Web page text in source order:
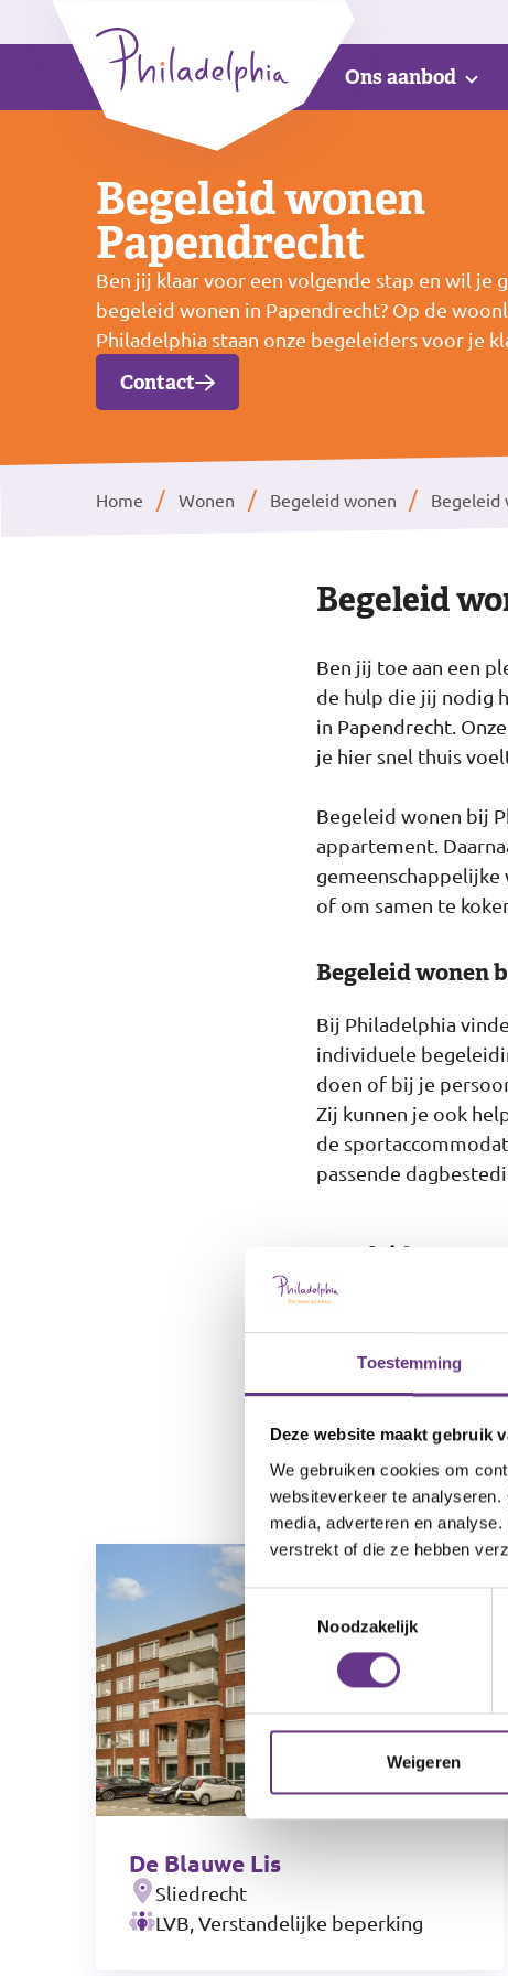
Toestemming
Deze website maakt gebruik
We gebruiken cookies om
websiteverkeer te
media, adverteren en
verstrekt of die ze hebben
Toestemmingsselectie
Noodzakelijk
Weigeren
Ons aanbod
Begeleid wonen
Papendrecht
Ben jij klaar voor een volgende stap en wil je
begeleid wonen in Papendrecht? Op de
Philadelphia staan onze begeleiders voor je
Contact
Home Wonen Begeleid wonen Begeleid
Begeleid
Ben jij toe aan een
de hulp die jij nodig
in Papendrecht.
je hier snel thuis
Begeleid wonen bij
appartement.
of om samen te
Begeleid wonen
Bij Philadelphia
individuele
doen of bij je
Zij kunnen je ook
de
passende
Begeleid wonen
Niet iedereen heeft
op loopafstand van
treinstation of
op zoek gaan naar
De Blauwe Lis
Sliedrecht
LVB, Verstandelijke beperking